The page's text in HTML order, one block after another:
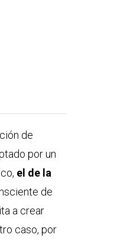
de
por un
el de la
de
a crear
caso, por